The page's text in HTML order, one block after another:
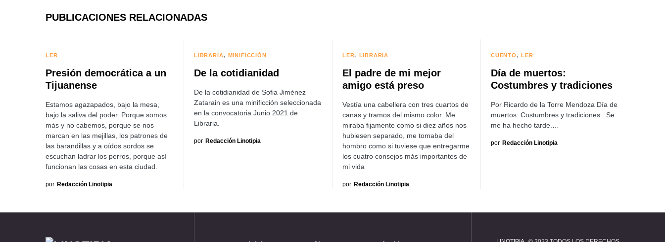
PUBLICACIONES RELACIONADAS
LER
Presión democrática a un
Tijuanense
Estamos agazapados, bajo la mesa,
bajo la saliva del poder. Porque somos
más y no cabemos, porque se nos
marcan en las mejillas, los patrones de
las barandillas y a oídos sordos se
escuchan ladrar los perros, porque así
funcionan las cosas en esta ciudad.
por Redacción Linotipia
LIBRARIA MINIFICCIÓN
De la cotidianidad
De la cotidianidad de Sofia Jiménez
Zatarain es una minificción seleccionada
en la convocatoria Junio 2021 de
Libraria.
por Redacción Linotipia
LER LIBRARIA
El padre de mi mejor
amigo está preso
Vestía una cabellera con tres cuartos de
canas y tramos del mismo color. Me
miraba fijamente como si diez años nos
hubiesen separado, me tomaba del
hombro como si tuviese que entregarme
los cuatro consejos más importantes de
mi vida
por Redacción Linotipia
CUENTO LER
Día de muertos:
Costumbres y tradiciones
Por Ricardo de la Torre Mendoza Día de
muertos: Costumbres y tradiciones Se
me ha hecho tarde.…
por Redacción Linotipia